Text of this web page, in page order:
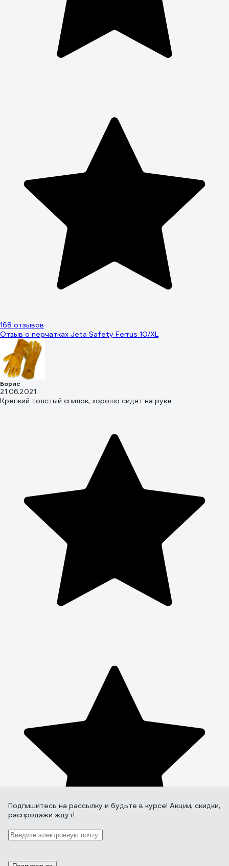
168 отзывов
Отзыв о перчатках Jeta Safety Ferrus 10/XL
Борис
21.06.2021
Крепкий толстый спилок, хорошо сидят на руке
Подпишитесь на рассылку и будьте в курсе! Акции, скидки,
распродажи ждут!